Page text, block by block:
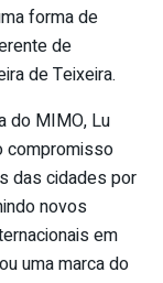
forma de
de
de Teixeira.
do MIMO, Lu
compromisso
das cidades por
novos
em
uma marca do